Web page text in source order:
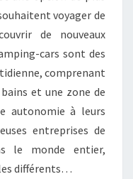
voyager de
de nouveaux
cars sont des
comprenant
et une zone de
autonomie à leurs
entreprises de
le monde entier,
différents…